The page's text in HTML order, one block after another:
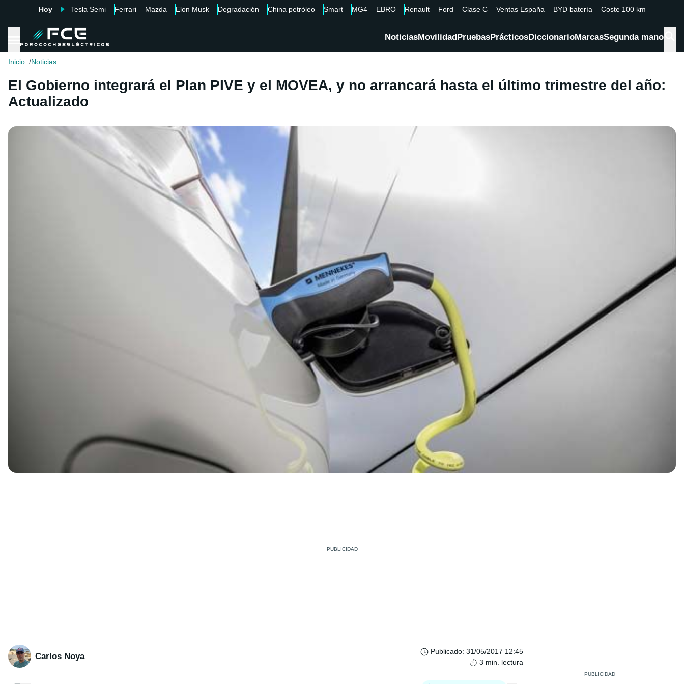
Hoy Tesla Semi Ferrari Mazda Elon Musk Degradación China petróleo Smart MG4 EBRO Renault Ford Clase C Ventas España BYD batería Coste 100 km
NoticiasMovilidadPruebasPrácticosDiccionarioMarcasSegunda mano
Inicio Noticias
El Gobierno integrará el Plan PIVE y el MOVEA, y no arrancará hasta el último trimestre del año:
Actualizado
Carlos Noya Publicado: 31/05/2017 12:45
3 min. lectura